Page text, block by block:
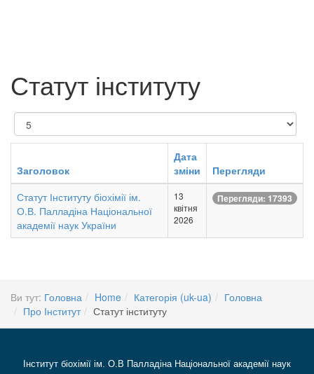
Статут інституту
Показувати
Заголовок
Дата
зміни
Перегляди
Статут Інституту біохімії ім.
О.В. Палладіна Національної
академії наук України
13
квітня
2026
Перегляди: 17393
Ви тут: Головна Home Категорія (uk-ua)
Головна
Про Інститут
Статут інституту
Інститут біохімії ім. О.В Палладіна Національної академії наук